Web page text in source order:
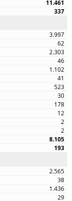
11.461
337
3.997
62
2.303
46
1.102
41
523
30
178
12
2
2
8.105
193
2.565
38
1.436
29